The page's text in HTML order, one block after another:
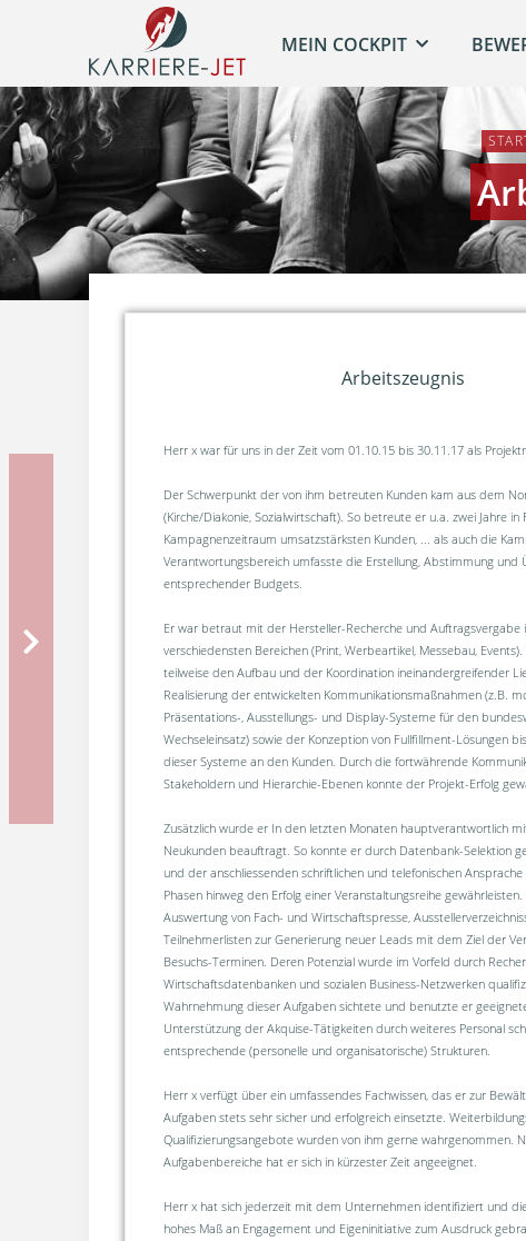
MEIN COCKPIT
Arbeitszeugnis
Herr x war für uns in der Zeit vom 01.10.15 bis 30.11.17 als
Der Schwerpunkt der von ihm betreuten Kunden kam aus dem
(Kirche/Diakonie, Sozialwirtschaft). So betreute er u.a. zwei Jahre in
Kampagnenzeitraum umsatzstärksten Kunden, ... als auch die
Verantwortungsbereich umfasste die Erstellung, Abstimmung und
entsprechender Budgets.
Er war betraut mit der Hersteller-Recherche und Auftragsvergabe
verschiedensten Bereichen (Print, Werbeartikel, Messebau,
teilweise den Aufbau und der Koordination ineinandergreifender
Realisierung der entwickelten Kommunikationsmaßnahmen (z.B.
Präsentations-, Ausstellungs- und Display-Systeme für den
Wechseleinsatz) sowie der Konzeption von Fullfillment-Lösungen
dieser Systeme an den Kunden. Durch die fortwährende
Stakeholdern und Hierarchie-Ebenen konnte der Projekt-Erfolg
Zusätzlich wurde er In den letzten Monaten hauptverantwortlich
Neukunden beauftragt. So konnte er durch Datenbank-Selektion
und der anschliessenden schriftlichen und telefonischen
Phasen hinweg den Erfolg einer Veranstaltungsreihe
Auswertung von Fach- und Wirtschaftspresse,
Teilnehmerlisten zur Generierung neuer Leads mit dem Ziel der
Besuchs-Terminen. Deren Potenzial wurde im Vorfeld durch
Wirtschaftsdatenbanken und sozialen Business-Netzwerken
Wahrnehmung dieser Aufgaben sichtete und benutzte er
Unterstützung der Akquise-Tätigkeiten durch weiteres Personal
entsprechende (personelle und organisatorische) Strukturen.
Herr x verfügt über ein umfassendes Fachwissen, das er zur
Aufgaben stets sehr sicher und erfolgreich einsetzte.
Qualifizierungsangebote wurden von ihm gerne wahrgenommen.
Aufgabenbereiche hat er sich in kürzester Zeit angeeignet.
Herr x hat sich jederzeit mit dem Unternehmen identifiziert und
hohes Maß an Engagement und Eigeninitiative zum Ausdruck